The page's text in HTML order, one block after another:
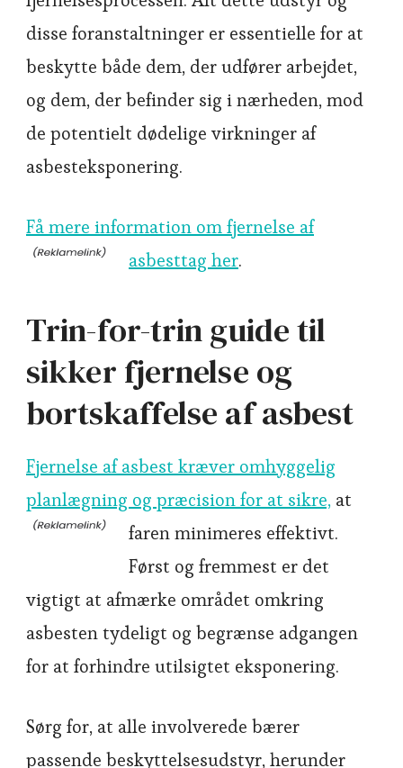
disse foranstaltninger er essentielle for at
beskytte både dem, der udfører arbejdet,
og dem, der befinder sig i nærheden, mod
de potentielt dødelige virkninger af
asbesteksponering.
Få mere information om fjernelse af
asbesttag her.
Trin-for-trin guide til
sikker fjernelse og
bortskaffelse af asbest
Fjernelse af asbest kræver omhyggelig
planlægning og præcision for at sikre, at
faren minimeres effektivt.
Først og fremmest er det
vigtigt at afmærke området omkring
asbesten tydeligt og begrænse adgangen
for at forhindre utilsigtet eksponering.
Sørg for, at alle involverede bærer
passende beskyttelsesudstyr, herunder